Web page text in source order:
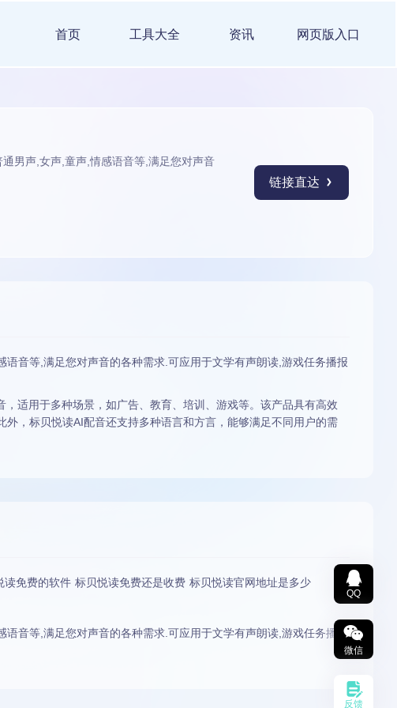
首页 工具大全 资讯 网页版入口
男声,女声,童声,情感语音等,满足您对声音
链接直达
音等,满足您对声音的各种需求.可应用于文学有声朗读,游戏任务播报
适用于多种场景，如广告、教育、培训、游戏等。该产品具有高效
，标贝悦读AI配音还支持多种语言和方言，能够满足不同用户的需
免费的软件 标贝悦读免费还是收费 标贝悦读官网地址是多少
音等,满足您对声音的各种需求.可应用于文学有声朗读,游戏任务播报
QQ
微信
反馈